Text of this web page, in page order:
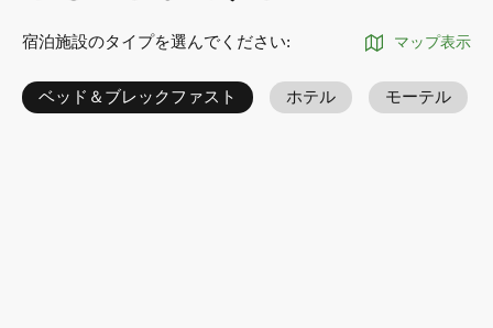
宿泊施設のタイプを選んでください: マップ表示
ベッド＆ブレックファスト ホテル モーテル